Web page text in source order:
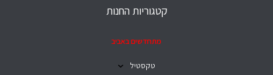
קטגוריות החנות
מתחדשים באביב
טקסטיל